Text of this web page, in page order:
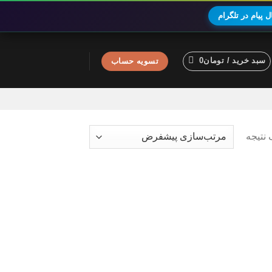
پیام در تلگرام
سبد خرید / تومان0 تسویه حساب